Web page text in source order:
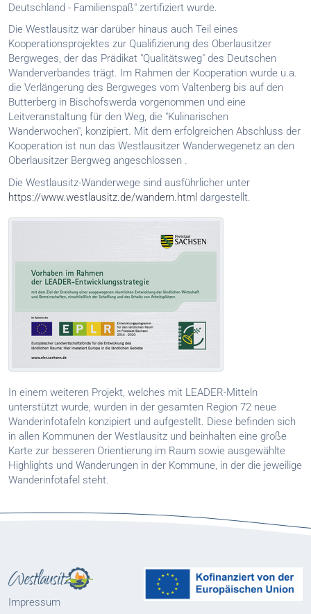
Deutschland - Familienspaß" zertifiziert wurde.
Die Westlausitz war darüber hinaus auch Teil eines
Kooperationsprojektes zur Qualifizierung des Oberlausitzer
Bergweges, der das Prädikat "Qualitätsweg" des Deutschen
Wanderverbandes trägt. Im Rahmen der Kooperation wurde u.a.
die Verlängerung des Bergweges vom Valtenberg bis auf den
Butterberg in Bischofswerda vorgenommen und eine
Leitveranstaltung für den Weg, die "Kulinarischen
Wanderwochen", konzipiert. Mit dem erfolgreichen Abschluss der
Kooperation ist nun das Westlausitzer Wanderwegenetz an den
Oberlausitzer Bergweg angeschlossen .
Die Westlausitz-Wanderwege sind ausführlicher unter
https://www.westlausitz.de/wandern.html dargestellt.
In einem weiteren Projekt, welches mit LEADER-Mitteln
unterstützt wurde, wurden in der gesamten Region 72 neue
Wanderinfotafeln konzipiert und aufgestellt. Diese befinden sich
in allen Kommunen der Westlausitz und beinhalten eine große
Karte zur besseren Orientierung im Raum sowie ausgewählte
Highlights und Wanderungen in der Kommune, in der die jeweilige
Wanderinfotafel steht.
Impressum